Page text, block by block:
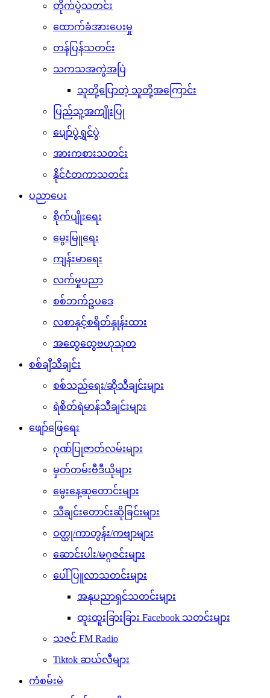
တိုက်ပွဲသတင်း
ထောက်ခံအားပေးမှု
တန်ပြန်သတင်း
သကသအကွဲအပြဲ
သူတို့ပြောတဲ့ သူတို့အကြောင်း
ပြည်သူ့အကျိုးပြု
ပျော်ပွဲရွှင်ပွဲ
အားကစားသတင်း
နိုင်ငံတကာသတင်း
ပညာပေး
စိုက်ပျိုးရေး
မွေးမြူရေး
ကျန်းမာရေး
လက်မှုပညာ
စစ်ဘက်ဥပဒေ
လစာနှင့်စရိတ်နှုန်းထား
အထွေထွေဗဟုသုတ
စစ်ချီသီချင်း
စစ်သည်ရေး/ဆိုသီချင်းများ
ရဲစိတ်ရဲမာန်သီချင်းများ
ဖျော်ဖြေရေး
ဂုဏ်ပြုဇာတ်လမ်းများ
မှတ်တမ်းဗီဒီယိုများ
မွေးနေ့ဆုတောင်းများ
သီချင်းတောင်းဆိုခြင်းများ
ဝတ္ထု/ကာတွန်း/ကဗျာများ
ဆောင်းပါး/မဂ္ဂဇင်းများ
ပေါ်ပြူလာသတင်းများ
အနုပညာရှင်သတင်းများ
ထူးထူးခြားခြား Facebook သတင်းများ
သဇင် FM Radio
Tiktok ဆယ်လီများ
ကံစမ်းမဲ